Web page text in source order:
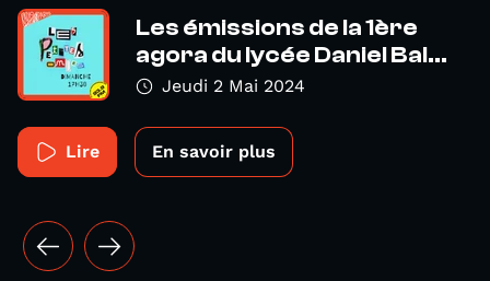
Les émissions de la 1ère
agora du lycée Daniel Bal...
Jeudi 2 Mai 2024
Lire En savoir plus